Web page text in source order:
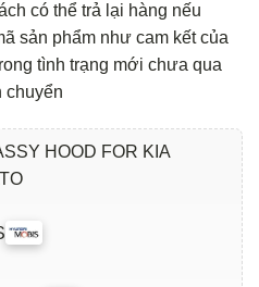
có thể trả lại hàng nếu
sản phẩm như cam kết của
tình trạng mới chưa qua
chuyển
HOOD FOR KIA